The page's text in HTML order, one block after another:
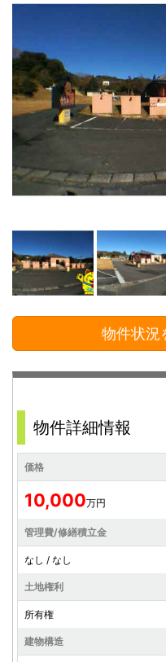
物件状況
物件詳細情報
価格
10,000万円
管理費/修繕積立金
なし / なし
土地権利
所有権
建物構造